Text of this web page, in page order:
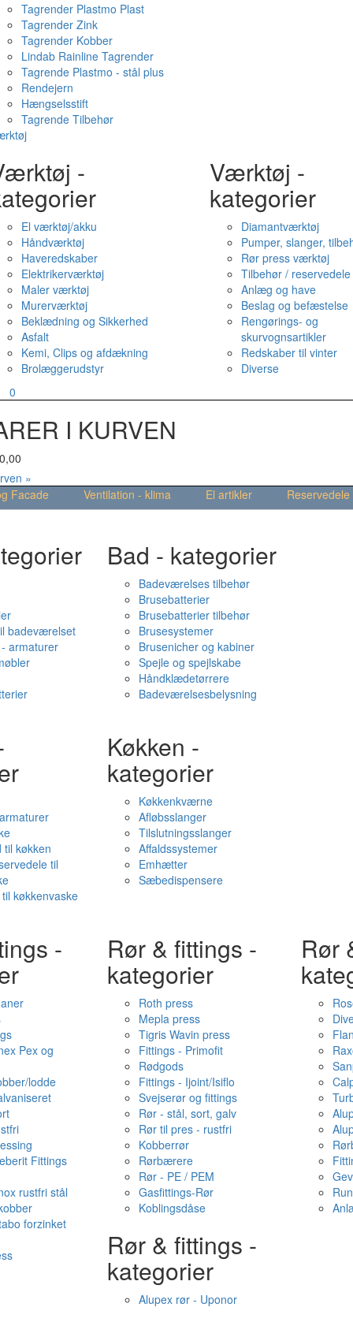
Tagrender Plastmo Plast
Tagrender Zink
Tagrender Kobber
Lindab Rainline Tagrender
Tagrende Plastmo - stål plus
Rendejern
Hængselsstift
Tagrende Tilbehør
-
El værktøj/akku
Håndværktøj
Haveredskaber
Elektrikerværktøj
Maler værktøj
Murerværktøj
Beklædning og Sikkerhed
Asfalt
Kemi, Clips og afdækning
Brolæggerudstyr
Værktøj -
kategorier
Diamantværktøj
Pumper, slanger,
Rør press værktøj
Tilbehør / reservedele
Anlæg og have
Beslag og befæstelse
Rengørings- og
skurvognsartikler
Redskaber til vinter
Diverse
0
I KURVEN
0,00
»
Facade Ventilation - klima El artikler
Reservedele
badeværelset
armaturer
Bad - kategorier
Badeværelses tilbehør
Brusebatterier
Brusebatterier tilbehør
Brusesystemer
Brusenicher og kabiner
Spejle og spejlskabe
Håndklædetørrere
Badeværelsesbelysning
til køkken
til
køkkenvaske
Køkken -
kategorier
Køkkenkværne
Afløbsslanger
Tilslutningsslanger
Affaldssystemer
Emhætter
Sæbedispensere
-
Pex og
lodde
Fittings
rustfri stål
forzinket
Rør & fittings -
kategorier
Roth press
Mepla press
Tigris Wavin press
Fittings - Primofit
Rødgods
Fittings - Ijoint/Isiflo
Svejserør og fittings
Rør - stål, sort, galv
Rør til pres - rustfri
Kobberrør
Rørbærere
Rør - PE / PEM
Gasfittings-Rør
Koblingsdåse
Rør
Rør & fittings -
kategorier
Alupex rør - Uponor